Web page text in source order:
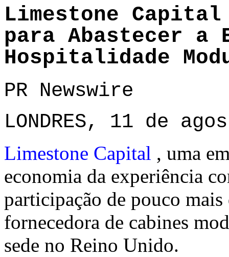
Limestone
para Abastecer a
Hospitalidade
PR Newswire
LONDRES, 11 de
Limestone Capital , uma
economia da experiência
participação de pouco
fornecedora de cabines
sede no Reino Unido.